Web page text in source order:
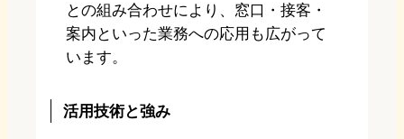
との組み合わせにより、窓口・接客・
案内といった業務への応用も広がって
います。
活用技術と強み